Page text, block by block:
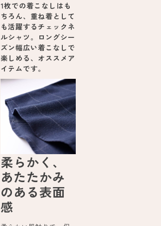
1枚での着こなしはも
ちろん、重ね着として
も活躍するチェックネ
ルシャツ。ロングシー
ズン幅広い着こなしで
楽しめる、オススメア
イテムです。
柔らかく、
あたたかみ
のある表面
感